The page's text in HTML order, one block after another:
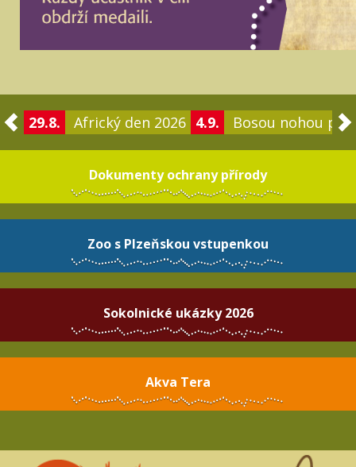
29.8. Africký den 2026 4.9. Bosou nohou po
Dokumenty ochrany přírody
Zoo s Plzeňskou vstupenkou
Sokolnické ukázky 2026
Akva Tera